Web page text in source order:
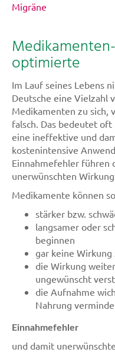
Migräne
optimierte
Im Lauf seines Lebens
Deutsche eine Vielzahl
Medikamenten zu sich,
falsch. Das bedeutet
eine ineffektive und
kostenintensive
Einnahmefehler führen
unerwünschten
Medikamente können
stärker bzw.
langsamer oder
beginnen
gar keine Wirkung
die Wirkung
ungewünscht
die Aufnahme
Nahrung
Einnahmefehler
und damit